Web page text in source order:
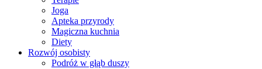
Joga
Apteka przyrody
Magiczna kuchnia
Diety
Rozwój osobisty
Podróż w głąb duszy